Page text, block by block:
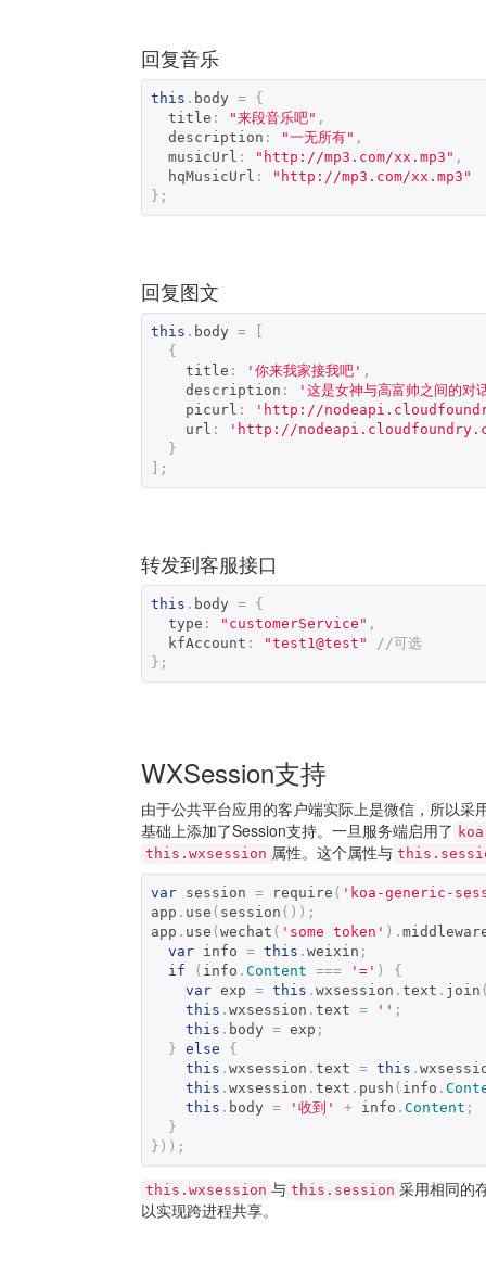
回复音乐
this . body = {
  title
: "来段音乐吧" ,
  description
: "一无所有" ,
  musicUrl
: "http://mp3.com/xx.mp3" ,
  hqMusicUrl
:
"http://mp3.com/xx.mp3"
};
回复图文
this . body =
[
{
    title
: '你来我家接我吧' ,
    description
:
'这是女神与高富帅之间的对
    picurl
:
'http://
    url
:
'http://
}
];
转发到客服接口
this . body = {
  type
: "customerService" ,
  kfAccount
: "test1@test"
//可选
};
WXSession支持
由于公共平台应用的客户端实际上是微信，所以
基础上添加了Session支持。一旦服务端启用了
this.wxsession 属性。这个属性与
var session = require ( 'koa-generic-
app . use ( session ());
app . use (wechat ( 'some token' ).
var info = this . weixin ;
if
( info . Content === '=' )
{
var exp = this . wxsession . text . join
this . wxsession . text = '' ;
this . body = exp ;
} else
{
this . wxsession . text = this .
this . wxsession . text . push ( info .
this . body = '收到' + info . Content ;
}
}));
this.wxsession 与 this.session 采用相同的
以实现跨进程共享。